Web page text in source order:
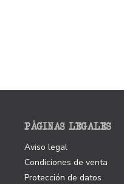
PÁGINAS LEGALES
Aviso legal
Condiciones de venta
Protección de datos